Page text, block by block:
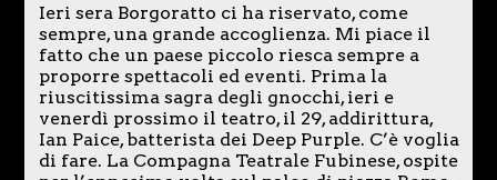
Ieri sera Borgoratto ci ha riservato, come
sempre, una grande accoglienza. Mi piace il
fatto che un paese piccolo riesca sempre a
proporre spettacoli ed eventi. Prima la
riuscitissima sagra degli gnocchi, ieri e
venerdì prossimo il teatro, il 29, addirittura,
Ian Paice, batterista dei Deep Purple. C’è voglia
di fare. La Compagna Teatrale Fubinese, ospite